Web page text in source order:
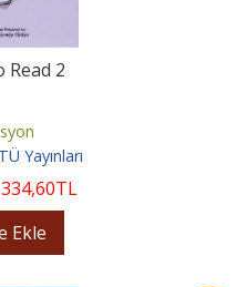
Read 2
Yayınları
334,60TL
Ekle